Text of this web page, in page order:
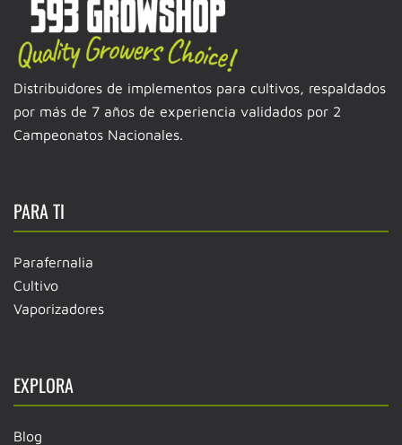
Distribuidores de implementos para cultivos, respaldados
por más de 7 años de experiencia validados por 2
Campeonatos Nacionales.
PARA TI
Parafernalia
Cultivo
Vaporizadores
EXPLORA
Blog